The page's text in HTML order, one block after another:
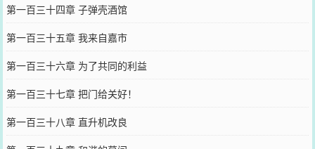
第一百三十四章 子弹壳酒馆
第一百三十五章 我来自嘉市
第一百三十六章 为了共同的利益
第一百三十七章 把门给关好！
第一百三十八章 直升机改良